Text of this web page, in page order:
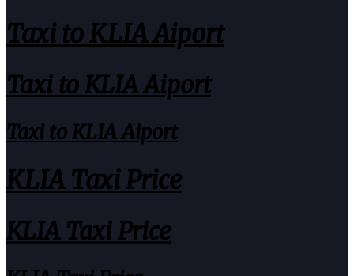
Taxi to KLIA Aiport
Taxi to KLIA Aiport
Taxi to KLIA Aiport
KLIA Taxi Price
KLIA Taxi Price